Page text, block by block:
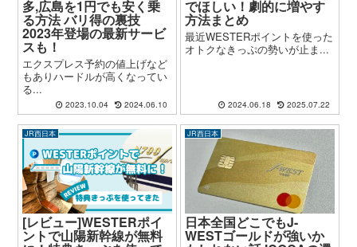
多,広島を1円でも安く乗
る方法 バリ得の裏技
2023年登場の最新サービ
スも！
エクスプレス予約の値上げなど
もありハードルが高くなってい
る...
2023.10.04 2024.06.10
でほしい！劇的に増やす
方法まとめ
最近WESTERポイントを使った
オトクなきっぷの勢いが止ま...
2024.06.18 2025.07.22
JR西日本
[レビュー]WESTERポイ
ントで山陽新幹線が無料
JR西日本
日本全国どこでもJ-
WESTゴールドが強いか